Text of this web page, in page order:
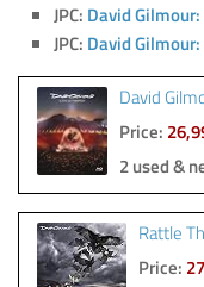
JPC: David
JPC: David
David
Price:
2 used &
Rattle
Price: